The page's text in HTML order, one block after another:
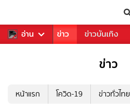
อ่าน
คุณ กีฬา ข่าว ข่าวบันเทิง
ข่าว
หน้าแรก โควิด-19 ข่าวทั่วไทย